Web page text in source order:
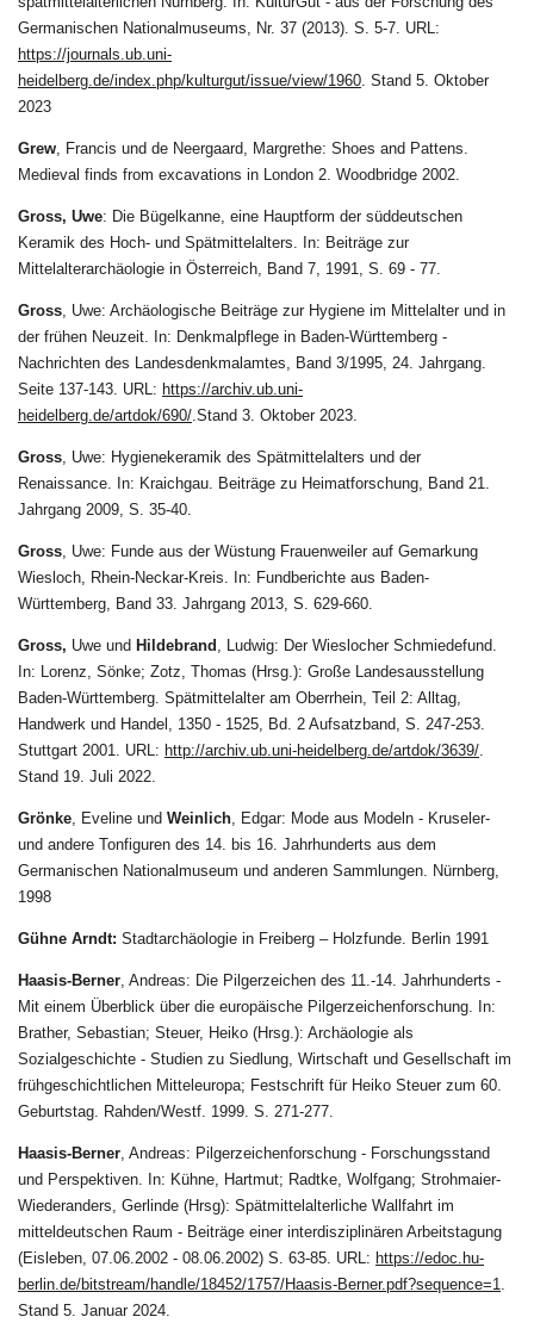
Germanischen Nationalmuseums, Nr. 37 (2013). S. 5-7. URL:
https://journals.ub.uni-
heidelberg.de/index.php/kulturgut/issue/view/1960. Stand 5. Oktober
2023
Grew, Francis und de Neergaard, Margrethe: Shoes and Pattens.
Medieval finds from excavations in London 2. Woodbridge 2002.
Gross, Uwe: Die Bügelkanne, eine Hauptform der süddeutschen
Keramik des Hoch- und Spätmittelalters. In: Beiträge zur
Mittelalterarchäologie in Österreich, Band 7, 1991, S. 69 - 77.
Gross, Uwe: Archäologische Beiträge zur Hygiene im Mittelalter und in
der frühen Neuzeit. In: Denkmalpflege in Baden-Württemberg -
Nachrichten des Landesdenkmalamtes, Band 3/1995, 24. Jahrgang.
Seite 137-143. URL: https://archiv.ub.uni-
heidelberg.de/artdok/690/.Stand 3. Oktober 2023.
Gross, Uwe: Hygienekeramik des Spätmittelalters und der
Renaissance. In: Kraichgau. Beiträge zu Heimatforschung, Band 21.
Jahrgang 2009, S. 35-40.
Gross, Uwe: Funde aus der Wüstung Frauenweiler auf Gemarkung
Wiesloch, Rhein-Neckar-Kreis. In: Fundberichte aus Baden-
Württemberg, Band 33. Jahrgang 2013, S. 629-660.
Gross, Uwe und Hildebrand , Ludwig: Der Wieslocher Schmiedefund.
In: Lorenz, Sönke; Zotz, Thomas (Hrsg.): Große Landesausstellung
Baden-Württemberg. Spätmittelalter am Oberrhein, Teil 2: Alltag,
Handwerk und Handel, 1350 - 1525, Bd. 2 Aufsatzband, S. 247-253.
Stuttgart 2001. URL: http://archiv.ub.uni-heidelberg.de/artdok/3639/.
Stand 19. Juli 2022.
Grönke, Eveline und Weinlich, Edgar: Mode aus Modeln - Kruseler-
und andere Tonfiguren des 14. bis 16. Jahrhunderts aus dem
Germanischen Nationalmuseum und anderen Sammlungen. Nürnberg,
1998
Gühne Arndt: Stadtarchäologie in Freiberg – Holzfunde. Berlin 1991
Haasis-Berner, Andreas: Die Pilgerzeichen des 11.-14. Jahrhunderts -
Mit einem Überblick über die europäische Pilgerzeichenforschung. In:
Brather, Sebastian; Steuer, Heiko (Hrsg.): Archäologie als
Sozialgeschichte - Studien zu Siedlung, Wirtschaft und Gesellschaft im
frühgeschichtlichen Mitteleuropa; Festschrift für Heiko Steuer zum 60.
Geburtstag. Rahden/Westf. 1999. S. 271-277.
Haasis-Berner, Andreas: Pilgerzeichenforschung - Forschungsstand
und Perspektiven. In: Kühne, Hartmut; Radtke, Wolfgang; Strohmaier-
Wiederanders, Gerlinde (Hrsg): Spätmittelalterliche Wallfahrt im
mitteldeutschen Raum - Beiträge einer interdisziplinären Arbeitstagung
(Eisleben, 07.06.2002 - 08.06.2002) S. 63-85. URL: https://edoc.hu-
berlin.de/bitstream/handle/18452/1757/Haasis-Berner.pdf?sequence=1.
Stand 5. Januar 2024.